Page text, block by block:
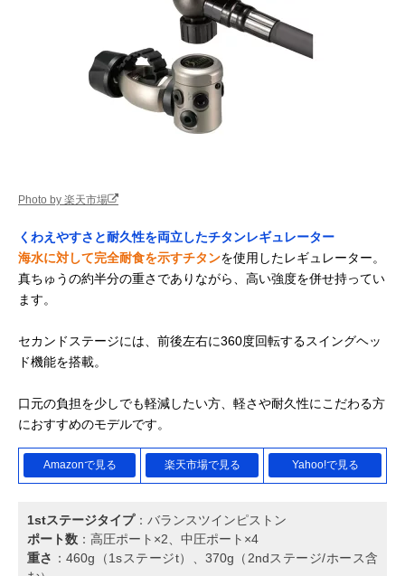
Photo by 楽天市場
くわえやすさと耐久性を両立したチタンレギュレーター
海水に対して完全耐食を示すチタンを使用したレギュレーター。
真ちゅうの約半分の重さでありながら、高い強度を併せ持ってい
ます。
セカンドステージには、前後左右に360度回転するスイングヘッ
ド機能を搭載。
口元の負担を少しでも軽減したい方、軽さや耐久性にこだわる方
におすすめのモデルです。
Amazonで見る 楽天市場で見る Yahoo!で見る
1stステージタイプ：バランスツインピストン
ポート数 ：高圧ポート×2、中圧ポート×4
重さ ：460g（1sステージt）、370g（2ndステージ/ホース含